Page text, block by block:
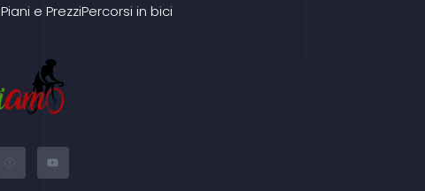
Piani e PrezziPercorsi in bici
X
-
t
w
Y
o
t